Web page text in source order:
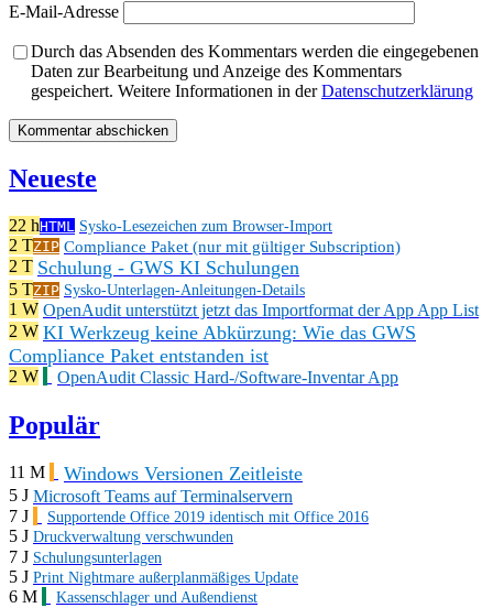
E-Mail-Adresse
Durch das Absenden des Kommentars werden die eingegebenen
Daten zur Bearbeitung und Anzeige des Kommentars
gespeichert. Weitere Informationen in derDatenschutzerklärung
Neueste
22 hHTML Sysko-Lesezeichen zum Browser-Import
2 TZIP Compliance Paket (nur mit gültiger Subscription)
2 T Schulung - GWS KI Schulungen
5 TZIP Sysko-Unterlagen-Anleitungen-Details
1 W OpenAudit unterstützt jetzt das Importformat der App App List
2 W KI Werkzeug keine Abkürzung: Wie das GWS
Compliance Paket entstanden ist
2 W OpenAudit Classic Hard-/Software-Inventar App
Populär
11 M Windows Versionen Zeitleiste
5 J Microsoft Teams auf Terminalservern
7 J
Supportende Office 2019 identisch mit Office 2016
5 J Druckverwaltung verschwunden
7 J Schulungsunterlagen
5 J Print Nightmare außerplanmäßiges Update
6 M Kassenschlager und Außendienst